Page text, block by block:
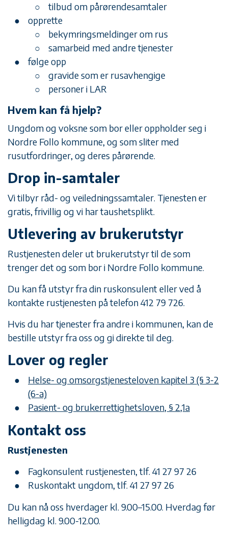
tilbud om pårørendesamtaler
opprette
bekymringsmeldinger om rus
samarbeid med andre tjenester
følge opp
gravide som er rusavhengige
personer i LAR
Hvem kan få hjelp?
Ungdom og voksne som bor eller oppholder seg i
Nordre Follo kommune, og som sliter med
rusutfordringer, og deres pårørende.
Drop in-samtaler
Vi tilbyr råd- og veiledningssamtaler. Tjenesten er
gratis, frivillig og vi har taushetsplikt.
Utlevering av brukerutstyr
Rustjenesten deler ut brukerutstyr til de som
trenger det og som bor i Nordre Follo kommune.
Du kan få utstyr fra din ruskonsulent eller ved å
kontakte rustjenesten på telefon 412 79 726.
Hvis du har tjenester fra andre i kommunen, kan de
bestille utstyr fra oss og gi direkte til deg.
Lover og regler
Helse- og omsorgstjenesteloven kapitel 3 (§ 3-2
(6-a)
Pasient- og brukerrettighetsloven, § 2,1a
Kontakt oss
Rustjenesten
Fagkonsulent rustjenesten, tlf. 41 27 97 26
Ruskontakt ungdom, tlf. 41 27 97 26
Du kan nå oss hverdager kl. 9.00–15.00. Hverdag før
helligdag kl. 9.00-12.00.